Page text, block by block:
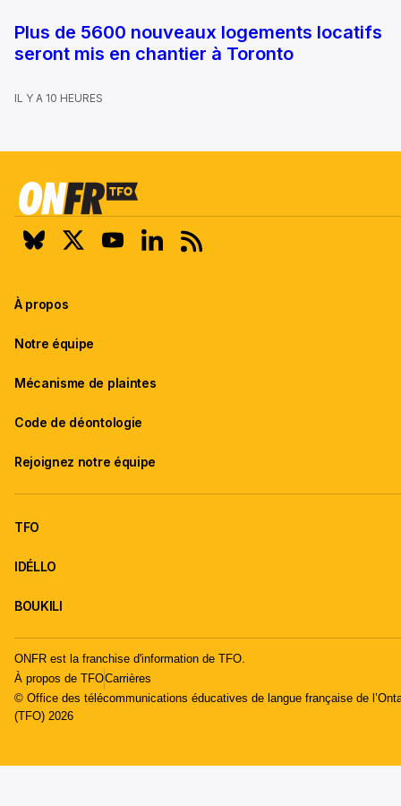
Plus de 5600 nouveaux logements locatifs
seront mis en chantier à Toronto
IL Y A 10 HEURES
À propos
Notre équipe
Mécanisme de plaintes
Code de déontologie
Rejoignez notre équipe
TFO
IDÉLLO
BOUKILI
ONFR est la franchise d'information de TFO.
À propos de TFOCarrières
© Office des télécommunications éducatives de langue française de
(TFO) 2026